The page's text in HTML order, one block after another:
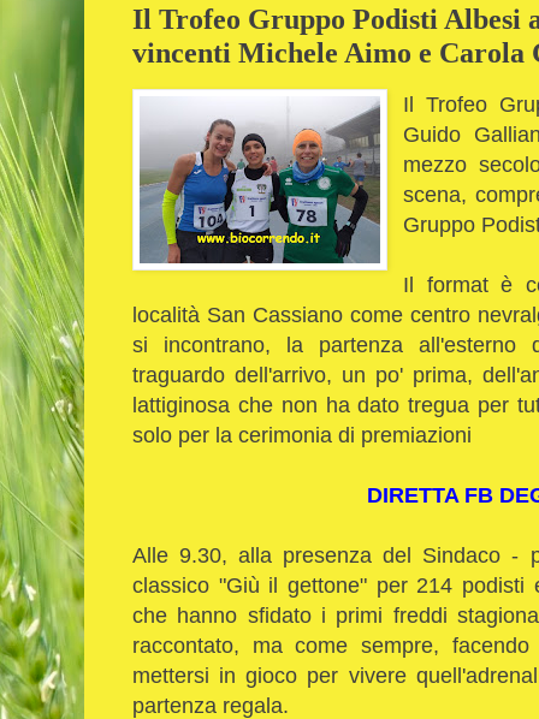
Il Trofeo Gruppo Podisti Albesi
vincenti Michele Aimo e Carola
Il Trofeo
Guido
mezzo
scena,
Gruppo
Il format è
località San Cassiano come centro
si incontrano, la partenza all'esterno
traguardo dell'arrivo, un po' prima,
lattiginosa che non ha dato tregua per
solo per la cerimonia di premiazioni
DIRETTA FB
Alle 9.30, alla presenza del Sindaco -
classico "Giù il gettone" per 214 podisti
che hanno sfidato i primi freddi
raccontato, ma come sempre,
mettersi in gioco per vivere
partenza regala.